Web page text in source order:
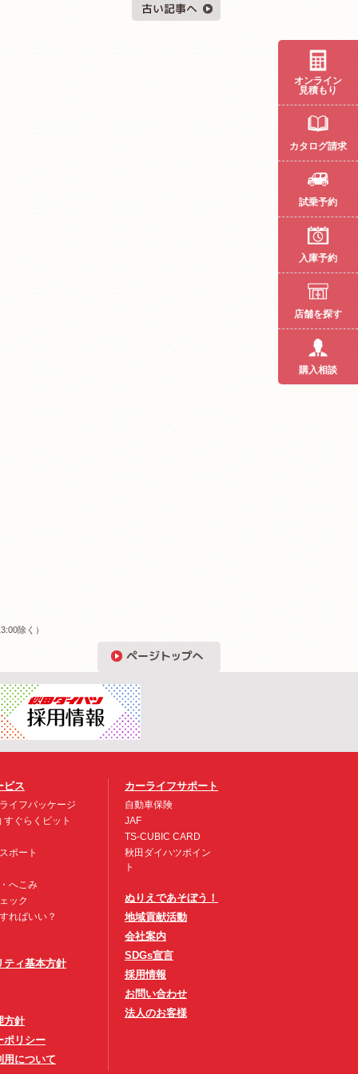
除く）
ビス
イフパッケージ
すぐらくピット
ポート
へこみ
ック
ればいい？
ティ基本方針
方針
ポリシー
用について
カーライフサポート
自動車保険
JAF
TS-CUBIC CARD
秋田ダイハツポイン
ト
ぬりえであそぼう！
地域貢献活動
会社案内
SDGs宣言
採用情報
お問い合わせ
法人のお客様
オンライン
見積もり
カタログ請求
試乗予約
入庫予約
店舗を探す
購入相談